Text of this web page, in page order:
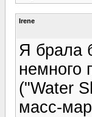
Irene
Я брала
немного
("Water
масс-